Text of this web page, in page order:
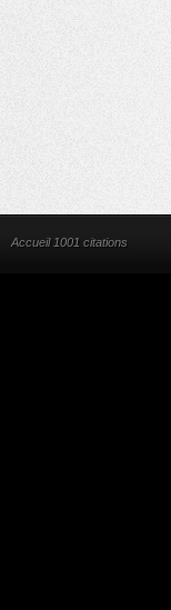
Accueil 1001 citations